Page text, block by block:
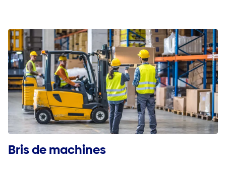
Bris de machines